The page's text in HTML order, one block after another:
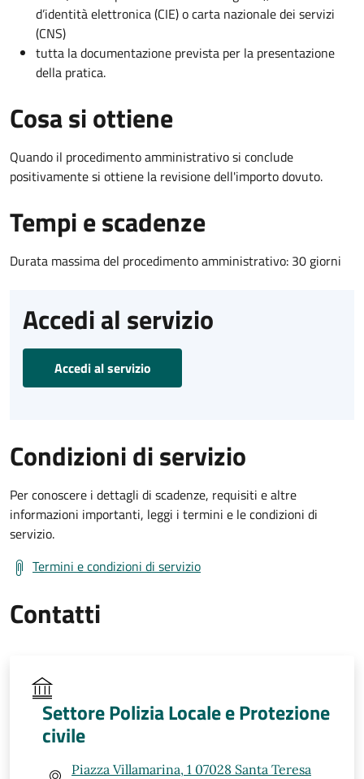
d’identità elettronica (CIE) o carta nazionale dei servizi
(CNS)
tutta la documentazione prevista per la presentazione
della pratica.
Cosa si ottiene
Quando il procedimento amministrativo si conclude
positivamente si ottiene la revisione dell'importo dovuto.
Tempi e scadenze
Durata massima del procedimento amministrativo: 30 giorni
Accedi al servizio
Accedi al servizio
Condizioni di servizio
Per conoscere i dettagli di scadenze, requisiti e altre
informazioni importanti, leggi i termini e le condizioni di
servizio.
Termini e condizioni di servizio
Contatti
Settore Polizia Locale e Protezione
civile
Piazza Villamarina, 1 07028 Santa Teresa